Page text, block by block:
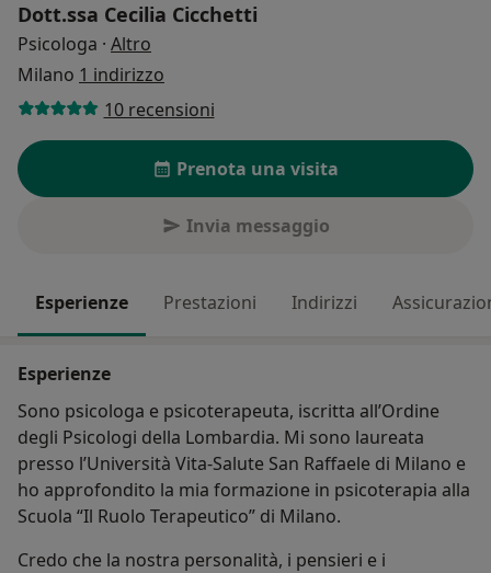
Dott.ssa Cecilia Cicchetti
Psicologa · Altro
Milano 1 indirizzo
10 recensioni
Prenota una visita
Invia messaggio
Esperienze Prestazioni Indirizzi
Esperienze
Sono psicologa e psicoterapeuta, iscritta all’Ordine
degli Psicologi della Lombardia. Mi sono laureata
presso l’Università Vita-Salute San Raffaele di Milano e
ho approfondito la mia formazione in psicoterapia alla
Scuola “Il Ruolo Terapeutico” di Milano.
Credo che la nostra personalità, i pensieri e i